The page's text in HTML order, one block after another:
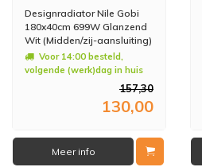
Designradiator Nile Gobi
180x40cm 699W Glanzend
Wit (Midden/zij-aansluiting)
Voor 14:00 besteld,
volgende (werk)dag in huis
157,30
130,00
Meer info